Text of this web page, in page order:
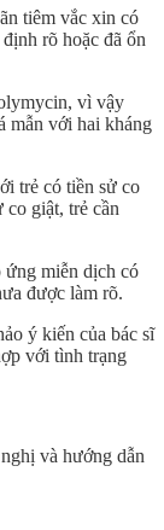
tiêm vắc xin có
rõ hoặc đã ổn
vì vậy
mẫn với hai kháng
trẻ có tiền sử co
co giật, trẻ cần
ứng miễn dịch có
được làm rõ.
ý kiến của bác sĩ
với tình trạng
và hướng dẫn